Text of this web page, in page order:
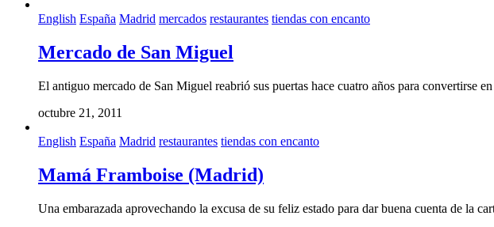
English España Madrid mercados restaurantes tiendas con encanto
Mercado de San Miguel
El antiguo mercado de San Miguel reabrió sus puertas hace cuatro años para
octubre 21, 2011
English España Madrid restaurantes tiendas con encanto
Mamá Framboise (Madrid)
Una embarazada aprovechando la excusa de su feliz estado para dar buena cuenta de la